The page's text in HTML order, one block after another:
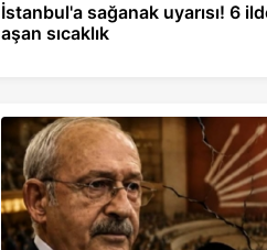
İstanbul'a sağanak uyarısı! 6
aşan sıcaklık